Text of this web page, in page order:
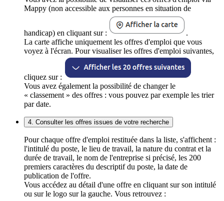
Mappy (non accessible aux personnes en situation de
handicap) en cliquant sur :
.
La carte affiche uniquement les offres d'emploi que vous
voyez à l'écran. Pour visualiser les offres d'emploi suivantes,
cliquez sur :
Vous avez également la possibilité de changer le
« classement » des offres : vous pouvez par exemple les trier
par date.
4. Consulter les offres issues de votre recherche
Pour chaque offre d'emploi restituée dans la liste, s'affichent :
l'intitulé du poste, le lieu de travail, la nature du contrat et la
durée de travail, le nom de l'entreprise si précisé, les 200
premiers caractères du descriptif du poste, la date de
publication de l'offre.
Vous accédez au détail d'une offre en cliquant sur son intitulé
ou sur le logo sur la gauche. Vous retrouvez :